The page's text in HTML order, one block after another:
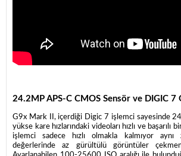
24.2MP APS-C CMOS Sensör ve DIGIC 7
G9x Mark II, içerdiği Digic 7 işlemci sayesinde
yükse kare hızlarındaki videoları hızlı ve başarılı
işlemci sadece hızlı olmakla kalmıyor aynı
değerlerinde az gürültülü görüntüler